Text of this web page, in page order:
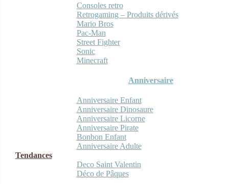
Consoles retro
Retrogaming – Produits dérivés
Mario Bros
Pac-Man
Street Fighter
Sonic
Minecraft
Anniversaire
Anniversaire Enfant
Anniversaire Dinosaure
Anniversaire Licorne
Anniversaire Pirate
Bonbon Enfant
Anniversaire Adulte
Tendances
Deco Saint Valentin
Déco de Pâques